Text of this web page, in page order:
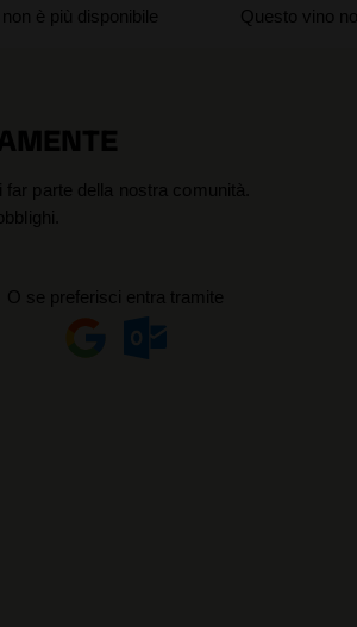
è più disponibile Questo vino
parte della nostra comunità.
O se preferisci entra tramite